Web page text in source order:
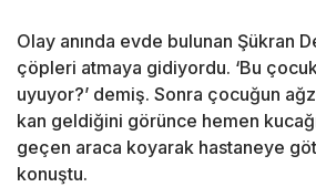
Olay anında evde bulunan Şükran
çöpleri atmaya gidiyordu. ‘Bu
uyuyor?’ demiş. Sonra çocuğun
kan geldiğini görünce hemen
geçen araca koyarak hastaneye
konuştu.